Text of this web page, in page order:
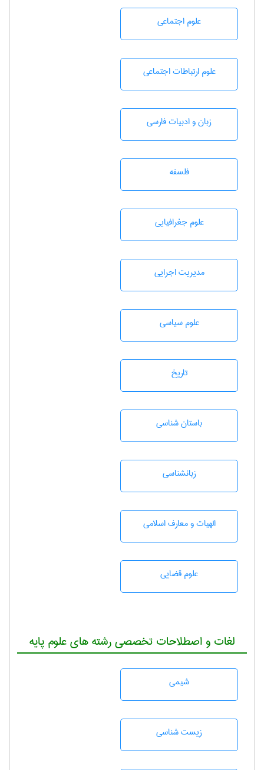
علوم اجتماعی
علوم ارتباطات اجتماعی
زبان و ادبيات فارسی
فلسفه
علوم جغرافيايی
مديريت اجرايی
علوم سياسی
تاريخ
باستان شناسی
زبانشناسی
الهیات و معارف اسلامی
علوم قضایی
لغات و اصطلاحات تخصصی رشته های علوم پایه
شيمی
زيست شناسی